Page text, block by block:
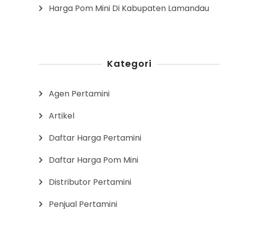
Harga Pom Mini Di Kabupaten Lamandau
Kategori
Agen Pertamini
Artikel
Daftar Harga Pertamini
Daftar Harga Pom Mini
Distributor Pertamini
Penjual Pertamini